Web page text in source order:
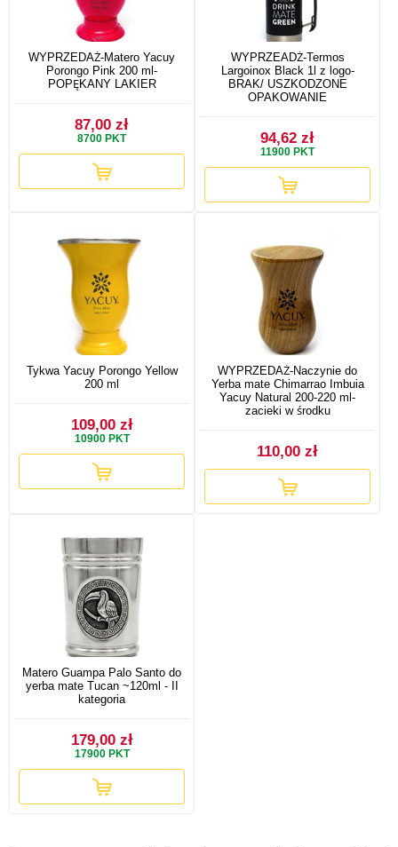
WYPRZEDAŻ-Matero Yacuy
Porongo Pink 200 ml-
POPĘKANY LAKIER
87,00 zł
8700 PKT
WYPRZEADŻ-Termos
Largoinox Black 1l z logo-
BRAK/ USZKODZONE
OPAKOWANIE
94,62 zł
11900 PKT
Tykwa Yacuy Porongo Yellow
200 ml
109,00 zł
10900PKT
WYPRZEDAŻ-Naczynie do
Yerba mate Chimarrao Imbuia
Yacuy Natural 200-220 ml-
zacieki w środku
110,00 zł
Matero Guampa Palo Santo do
yerba mate Tucan ~120ml - II
kategoria
179,00 zł
17900PKT